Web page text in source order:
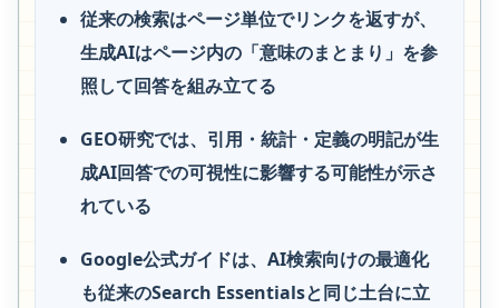
従来の検索はページ単位でリンクを返すが、
生成AIはページ内の「意味のまとまり」を参
照して回答を組み立てる
GEO研究では、引用・統計・定義の明記が生
成AI回答での可視性に影響する可能性が示さ
れている
Google公式ガイドは、AI検索向けの最適化
も従来のSearch Essentialsと同じ土台に立